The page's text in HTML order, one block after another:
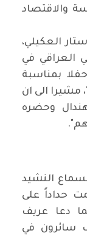
والاقتصاد
العكيلي،
العراقي في
بمناسبة
مشيرا الى ان
وحضره
النشيد
حداداً على
دعا عريف
سائرون في